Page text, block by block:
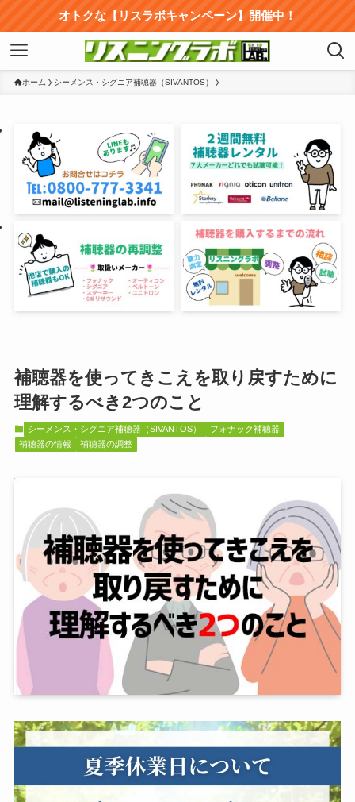
オトクな【リスラボキャンペーン】開催中！
ホーム シーメンス・シグニア補聴器（SIVANTOS）
補聴器を使ってきこえを取り戻すために
理解するべき2つのこと
シーメンス・シグニア補聴器（SIVANTOS）
フォナック補聴器
補聴器の情報
補聴器の調整